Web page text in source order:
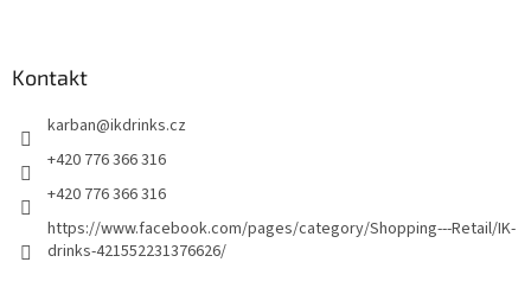
Kontakt
karban@ikdrinks.cz
+420 776 366 316
+420 776 366 316
https://www.facebook.com/pages/category/Shopping---Retail/IK-
drinks-421552231376626/